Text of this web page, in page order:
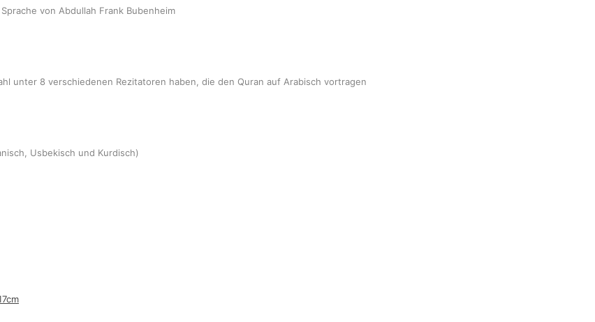
von Abdullah Frank Bubenheim
unter 8 verschiedenen Rezitatoren haben, die den Quran auf Arabisch vortragen
Usbekisch und Kurdisch)